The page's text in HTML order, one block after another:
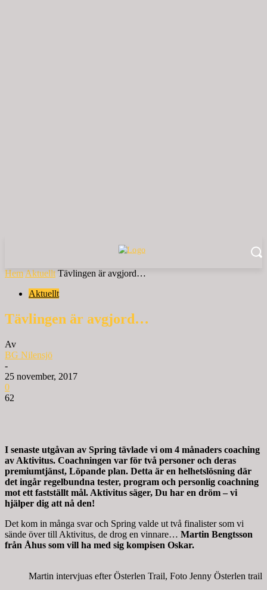
Hem Aktuellt Tävlingen är avgjord…
Aktuellt
Tävlingen är avgjord…
Av
BG Nilensjö
-
25 november, 2017
0
62
I senaste utgåvan av Spring tävlade vi om 4 månaders coaching
av Aktivitus. Coachningen var för två personer och deras
premiumtjänst, Löpande plan. Detta är en helhetslösning där
det ingår regelbundna tester, program och personlig coachning
mot ett fastställt mål. Aktivitus säger, Du har en dröm – vi
hjälper dig att nå den!
Det kom in många svar och Spring valde ut två finalister som vi
sände över till Aktivitus, de drog en vinnare… Martin Bengtsson
från Åhus som vill ha med sig kompisen Oskar.
Martin intervjuas efter Österlen Trail, Foto Jenny Österlen trail